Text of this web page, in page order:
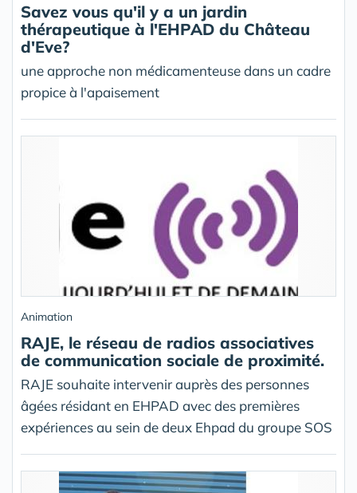
Savez vous qu'il y a un jardin
thérapeutique à l'EHPAD du Château
d'Eve?
une approche non médicamenteuse dans un cadre
propice à l'apaisement
Animation
RAJE, le réseau de radios associatives
de communication sociale de proximité.
RAJE souhaite intervenir auprès des personnes
âgées résidant en EHPAD avec des premières
expériences au sein de deux Ehpad du groupe SOS